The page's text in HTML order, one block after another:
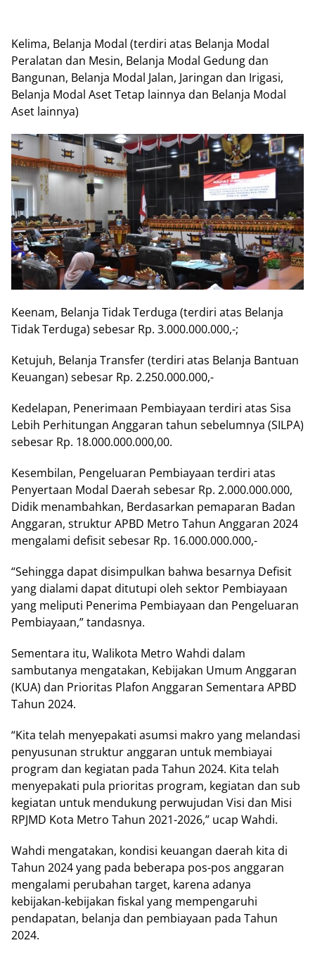
Kelima, Belanja Modal (terdiri atas Belanja Modal
Peralatan dan Mesin, Belanja Modal Gedung dan
Bangunan, Belanja Modal Jalan, Jaringan dan Irigasi,
Belanja Modal Aset Tetap lainnya dan Belanja Modal
Aset lainnya)
Keenam, Belanja Tidak Terduga (terdiri atas Belanja
Tidak Terduga) sebesar Rp. 3.000.000.000,-;
Ketujuh, Belanja Transfer (terdiri atas Belanja Bantuan
Keuangan) sebesar Rp. 2.250.000.000,-
Kedelapan, Penerimaan Pembiayaan terdiri atas Sisa
Lebih Perhitungan Anggaran tahun sebelumnya (SILPA)
sebesar Rp. 18.000.000.000,00.
Kesembilan, Pengeluaran Pembiayaan terdiri atas
Penyertaan Modal Daerah sebesar Rp. 2.000.000.000,
Didik menambahkan, Berdasarkan pemaparan Badan
Anggaran, struktur APBD Metro Tahun Anggaran 2024
mengalami defisit sebesar Rp. 16.000.000.000,-
“Sehingga dapat disimpulkan bahwa besarnya Defisit
yang dialami dapat ditutupi oleh sektor Pembiayaan
yang meliputi Penerima Pembiayaan dan Pengeluaran
Pembiayaan,” tandasnya.
Sementara itu, Walikota Metro Wahdi dalam
sambutanya mengatakan, Kebijakan Umum Anggaran
(KUA) dan Prioritas Plafon Anggaran Sementara APBD
Tahun 2024.
“Kita telah menyepakati asumsi makro yang melandasi
penyusunan struktur anggaran untuk membiayai
program dan kegiatan pada Tahun 2024. Kita telah
menyepakati pula prioritas program, kegiatan dan sub
kegiatan untuk mendukung perwujudan Visi dan Misi
RPJMD Kota Metro Tahun 2021-2026,” ucap Wahdi.
Wahdi mengatakan, kondisi keuangan daerah kita di
Tahun 2024 yang pada beberapa pos-pos anggaran
mengalami perubahan target, karena adanya
kebijakan-kebijakan fiskal yang mempengaruhi
pendapatan, belanja dan pembiayaan pada Tahun
2024.